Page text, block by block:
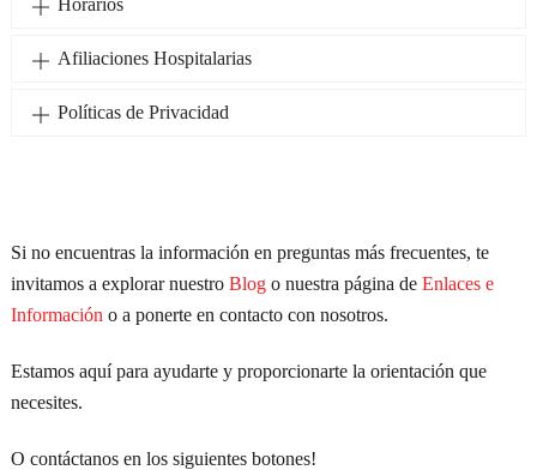
Horarios
Afiliaciones Hospitalarias
Políticas de Privacidad
Si no encuentras la información en preguntas más frecuentes, te
invitamos a explorar nuestro Blogo nuestra página de Enlaces e
Información o a ponerte en contacto con nosotros.
Estamos aquí para ayudarte y proporcionarte la orientación que
necesites.
O contáctanos en los siguientes botones!